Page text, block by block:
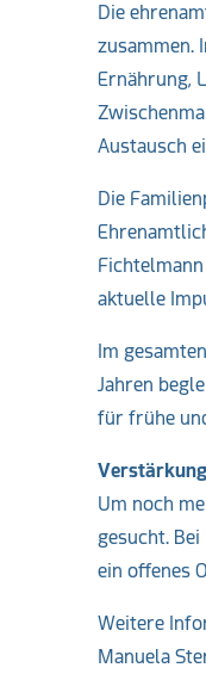
Die
zusammen.
Ernährung,
Austausch
Die
aktuelle
Im
Jahren
für frühe
Um noch
gesucht.
ein offenes
Weitere
Manuela